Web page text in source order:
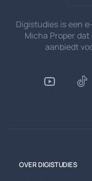
Digistudies is een
Micha Proper
aanbiedt
OVER DIGISTUDIES